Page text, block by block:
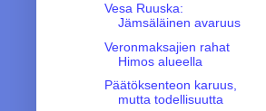
Vesa Ruuska:
Jämsäläinen avaruus
Veronmaksajien rahat
Himos alueella
Päätöksenteon karuus,
mutta todellisuutta